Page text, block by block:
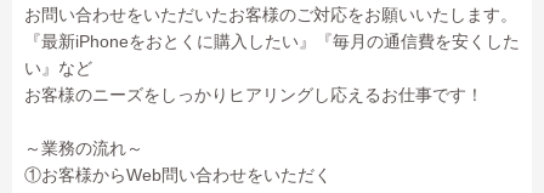
お問い合わせをいただいたお客様のご対応をお願いいたします。
『最新iPhoneをおとくに購入したい』『毎月の通信費を安くした
い』など
お客様のニーズをしっかりヒアリングし応えるお仕事です！
～業務の流れ～
①お客様からWeb問い合わせをいただく